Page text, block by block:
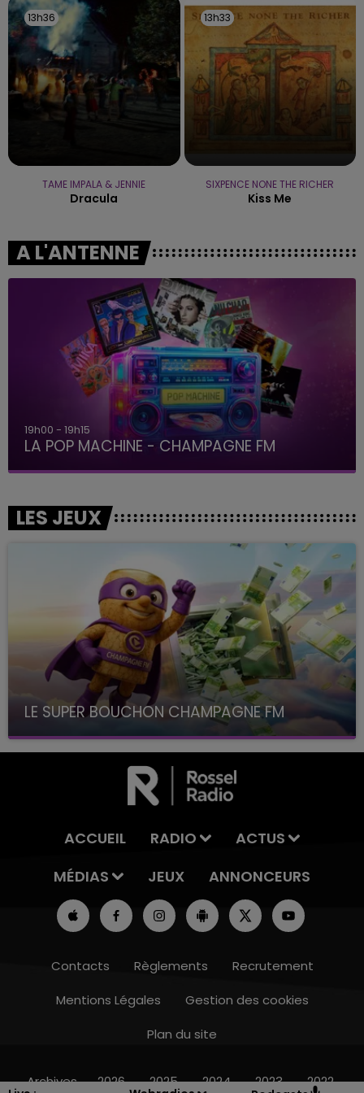
15h00 - 19h00
13h36
13h36
TAME IMPALA & JENNIE
Dracula
13h33
13h33
SIXPENCE NONE THE RICHER
Kiss Me
A L'ANTENNE
19h00 - 19h15
LA POP MACHINE - CHAMPAGNE FM
LES JEUX
LE SUPER BOUCHON CHAMPAGNE FM
avec La Famille Champagne FM, à 8H10
ACCUEIL RADIO
ACTUS
MÉDIAS
JEUX ANNONCEURS
Contacts Règlements
Recrutement
Mentions Légales
Gestion des cookies
Plan du site
Archives 2026 2025 2024 2023 2022